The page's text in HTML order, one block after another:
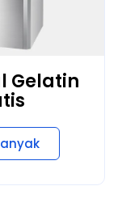
Gelatin